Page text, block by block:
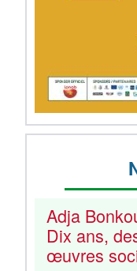
Adja
Dix ans,
œuvres